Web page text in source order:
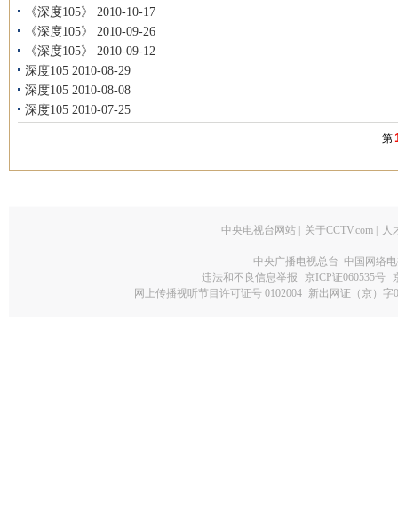
《深度105》 2010-10-17
《深度105》 2010-09-26
《深度105》 2010-09-12
深度105 2010-08-29
深度105 2010-08-08
深度105 2010-07-25
第
中央电视台网站 关于CCTV.com 人
中央广播电视总台 中国网络
违法和不良信息举报
京ICP证060535号
网上传播视听节目许可证号 0102004 新出网证（京）